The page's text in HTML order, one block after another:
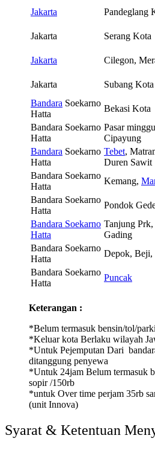
Jakarta Pandeglang
Jakarta
Serang Kota
Jakarta
Cilegon,
Jakarta
Subang Kota
Bandara Soekarno
Hatta
Bekasi Kota
Bandara Soekarno
Hatta
Pasar
Cipayung
Bandara Soekarno
Hatta
Tebet,
Duren Sawit
Bandara Soekarno
Hatta
Kemang,
Bandara Soekarno
Hatta
Pondok
Bandara Soekarno
Hatta
Tanjung Prk,
Gading
Bandara Soekarno
Hatta
Depok, Beji,
Bandara Soekarno
Hatta
Puncak
Keterangan :
*Belum termasuk bensin/tol/
*Keluar kota Berlaku wilayah
*Untuk Pejemputan Dari
ditanggung penyewa
*Untuk 24jam Belum termasuk
sopir /150rb
*untuk Over time perjam 35rb
(unit Innova)
Syarat & Ketentuan